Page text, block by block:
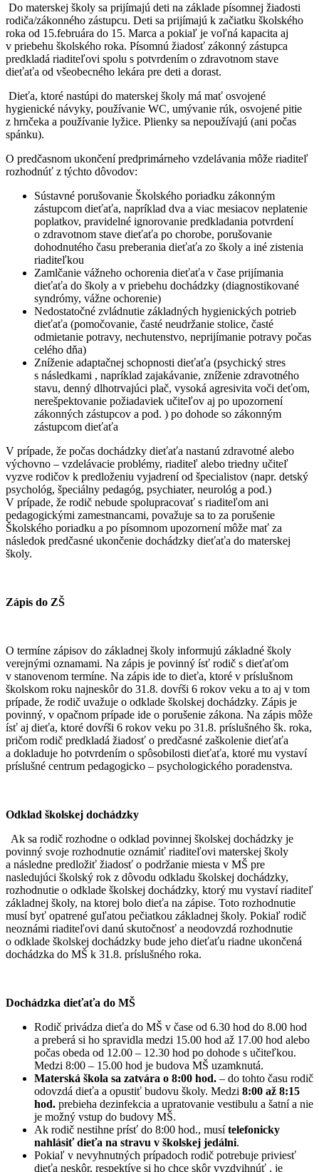
Do materskej školy sa prijímajú deti na základe písomnej žiadosti
rodiča/zákonného zástupcu. Deti sa prijímajú k začiatku školského
roka od 15.februára do 15. Marca a pokiaľ je voľná kapacita aj
v priebehu školského roka. Písomnú žiadosť zákonný zástupca
predkladá riaditeľovi spolu s potvrdením o zdravotnom stave
dieťaťa od všeobecného lekára pre deti a dorast.
Dieťa, ktoré nastúpi do materskej školy má mať osvojené
hygienické návyky, používanie WC, umývanie rúk, osvojené pitie
z hrnčeka a používanie lyžice. Plienky sa nepoužívajú (ani počas
spánku).
O predčasnom ukončení predprimárneho vzdelávania môže riaditeľ
rozhodnúť z týchto dôvodov:
Sústavné porušovanie Školského poriadku zákonným
zástupcom dieťaťa, napríklad dva a viac mesiacov neplatenie
poplatkov, pravidelné ignorovanie predkladania potvrdení
o zdravotnom stave dieťaťa po chorobe, porušovanie
dohodnutého času preberania dieťaťa zo školy a iné zistenia
riaditeľkou
Zamlčanie vážneho ochorenia dieťaťa v čase prijímania
dieťaťa do školy a v priebehu dochádzky (diagnostikované
syndrómy, vážne ochorenie)
Nedostatočné zvládnutie základných hygienických potrieb
dieťaťa (pomočovanie, časté neudržanie stolice, časté
odmietanie potravy, nechutenstvo, neprijímanie potravy počas
celého dňa)
Zníženie adaptačnej schopnosti dieťaťa (psychický stres
s následkami , napríklad zajakávanie, zníženie zdravotného
stavu, denný dlhotrvajúci plač, vysoká agresivita voči deťom,
nerešpektovanie požiadaviek učiteľov aj po upozornení
zákonných zástupcov a pod. ) po dohode so zákonným
zástupcom dieťaťa
V prípade, že počas dochádzky dieťaťa nastanú zdravotné alebo
výchovno – vzdelávacie problémy, riaditeľ alebo triedny učiteľ
vyzve rodičov k predloženiu vyjadrení od špecialistov (napr. detský
psychológ, špeciálny pedagóg, psychiater, neurológ a pod.)
V prípade, že rodič nebude spolupracovať s riaditeľom ani
pedagogickými zamestnancami, považuje sa to za porušenie
Školského poriadku a po písomnom upozornení môže mať za
následok predčasné ukončenie dochádzky dieťaťa do materskej
školy.
Zápis do ZŠ
O termíne zápisov do základnej školy informujú základné školy
verejnými oznamami. Na zápis je povinný ísť rodič s dieťaťom
v stanovenom termíne. Na zápis ide to dieťa, ktoré v príslušnom
školskom roku najneskôr do 31.8. dovŕši 6 rokov veku a to aj v tom
prípade, že rodič uvažuje o odklade školskej dochádzky. Zápis je
povinný, v opačnom prípade ide o porušenie zákona. Na zápis môže
ísť aj dieťa, ktoré dovŕši 6 rokov veku po 31.8. príslušného šk. roka,
pričom rodič predkladá žiadosť o predčasné zaškolenie dieťaťa
a dokladuje ho potvrdením o spôsobilosti dieťaťa, ktoré mu vystaví
príslušné centrum pedagogicko – psychologického poradenstva.
Odklad školskej dochádzky
Ak sa rodič rozhodne o odklad povinnej školskej dochádzky je
povinný svoje rozhodnutie oznámiť riaditeľovi materskej školy
a následne predložiť žiadosť o podržanie miesta v MŠ pre
nasledujúci školský rok z dôvodu odkladu školskej dochádzky,
rozhodnutie o odklade školskej dochádzky, ktorý mu vystaví riaditeľ
základnej školy, na ktorej bolo dieťa na zápise. Toto rozhodnutie
musí byť opatrené guľatou pečiatkou základnej školy. Pokiaľ rodič
neoznámi riaditeľovi danú skutočnosť a neodovzdá rozhodnutie
o odklade školskej dochádzky bude jeho dieťaťu riadne ukončená
dochádzka do MŠ k 31.8. príslušného roka.
Dochádzka dieťaťa do MŠ
Rodič privádza dieťa do MŠ v čase od 6.30 hod do 8.00 hod
a preberá si ho spravidla medzi 15.00 hod až 17.00 hod alebo
počas obeda od 12.00 – 12.30 hod po dohode s učiteľkou.
Medzi 8:00 – 15.00 hod je budova MŠ uzamknutá.
Materská škola sa zatvára o 8:00 hod. – do tohto času rodič
odovzdá dieťa a opustiť budovu školy. Medzi 8:00 až 8:15
hod. prebieha dezinfekcia a upratovanie vestibulu a šatní a nie
je možný vstup do budovy MŠ.
Ak rodič nestihne prísť do 8:00 hod., musítelefonicky
nahlásiť dieťa na stravu v školskej jedálni.
Pokiaľ v nevyhnutných prípadoch rodič potrebuje priviesť
dieťa neskôr, respektíve si ho chce skôr vyzdvihnúť , je